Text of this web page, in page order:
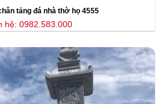
tảng đá nhà thờ họ 4555
hệ: 0982.583.000